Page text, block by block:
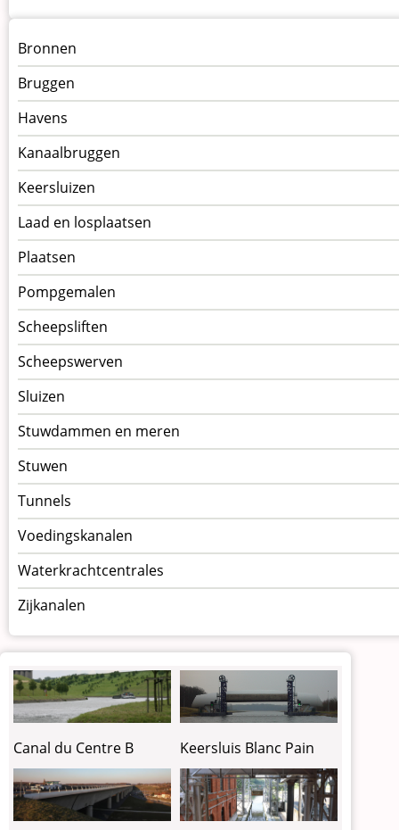
Menu
kunstwerken
op
kunstwerkpagina
Bronnen
Bruggen
Havens
Kanaalbruggen
Keersluizen
Laad en losplaatsen
Plaatsen
Pompgemalen
Scheepsliften
Scheepswerven
Sluizen
Stuwdammen en meren
Stuwen
Tunnels
Voedingskanalen
Waterkrachtcentrales
Zijkanalen
Canal du Centre B Keersluis Blanc Pain